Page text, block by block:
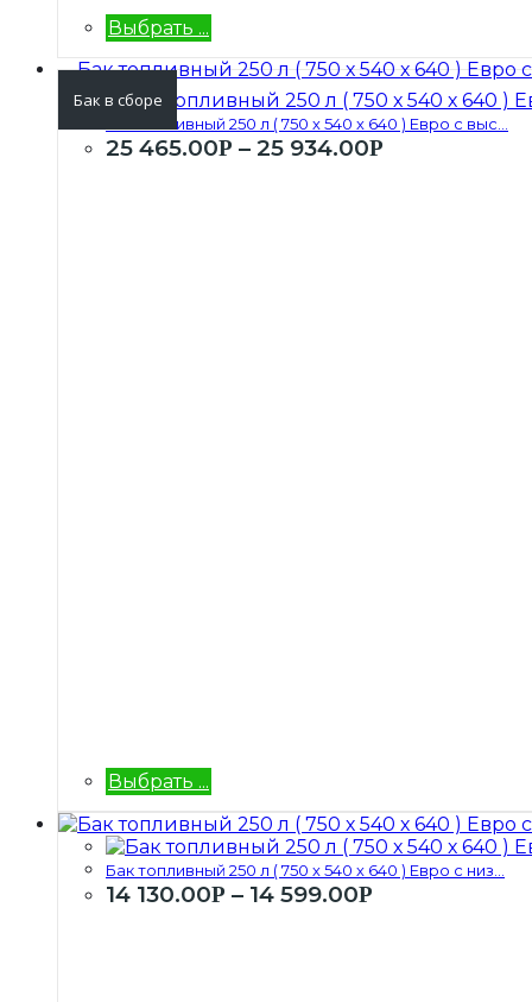
Выбрать ...
Бак в сборе
Бак топливный 250 л ( 750 х 540 х 640 ) Евро с выс...
25 465.00Р – 25 934.00Р
Выбрать ...
Бак топливный 250 л ( 750 х 540 х 640 ) Евро с низ...
14 130.00Р – 14 599.00Р